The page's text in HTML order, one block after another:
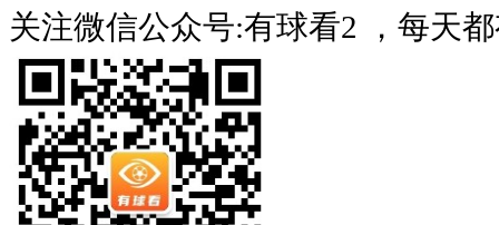
关注微信公众号:有球看2 ，每天